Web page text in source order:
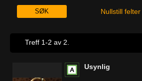
Nullstill felter
Treff 1-2 av 2.
Usynlig